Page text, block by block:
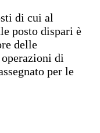
di cui al
posto dispari è
delle
di
per le